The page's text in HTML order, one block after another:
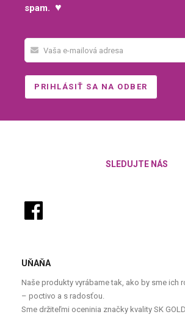
spam. ♥
SLEDUJTE NÁS
UŇAŇA
Naše produkty vyrábame tak, ako by sme ich
– poctivo a s radosťou.
Sme držiteľmi oceninia značky kvality SK